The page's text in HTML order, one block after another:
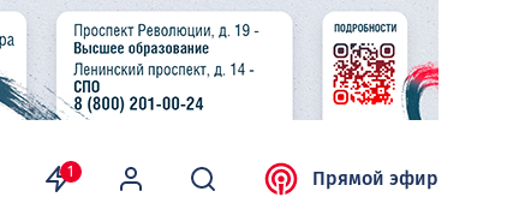
1 Прямой эфир